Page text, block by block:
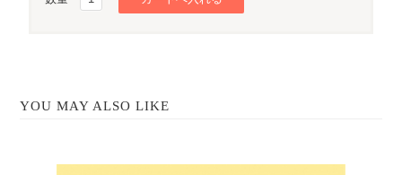
YOU MAY ALSO LIKE